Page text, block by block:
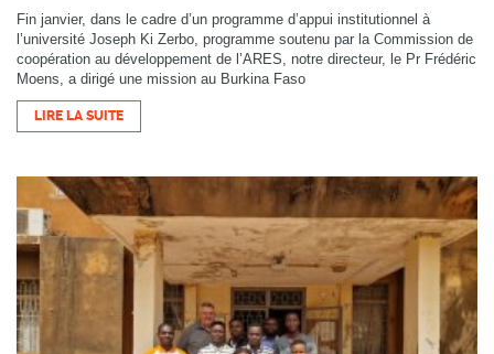
Fin janvier, dans le cadre d’un programme d’appui institutionnel à
l’université Joseph Ki Zerbo, programme soutenu par la Commission de
coopération au développement de l’ARES, notre directeur, le Pr Frédéric
Moens, a dirigé une mission au Burkina Faso
LIRE LA SUITE